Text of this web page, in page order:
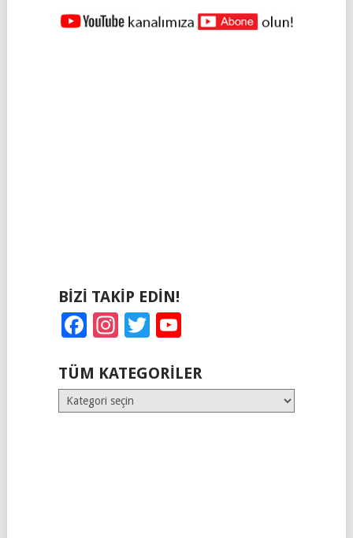
YAZILAR
BIZI TAKIP EDIN!
Facebook
Instagram
Twitter
TÜM KATEGORILER
Tüm
Kategoriler